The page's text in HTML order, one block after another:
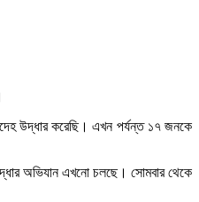
উদ্ধার করেছি। এখন পর্যন্ত ১৭ জনকে
অভিযান এখনো চলছে। সোমবার থেকে